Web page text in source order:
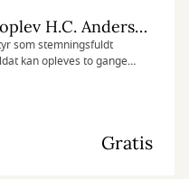
Kom til børneteater og oplev H.C. Andersens Den standhaftige tinsoldat
som stemningsfuldt
kan opleves to gange
du få gratis billetter til
Gratis